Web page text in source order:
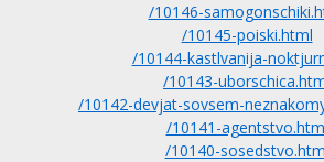
/10146-
/10145-poiski.html
/10144-kastlvanija-
/10143-
/10142-devjat-sovsem-
/10141-
/10140-